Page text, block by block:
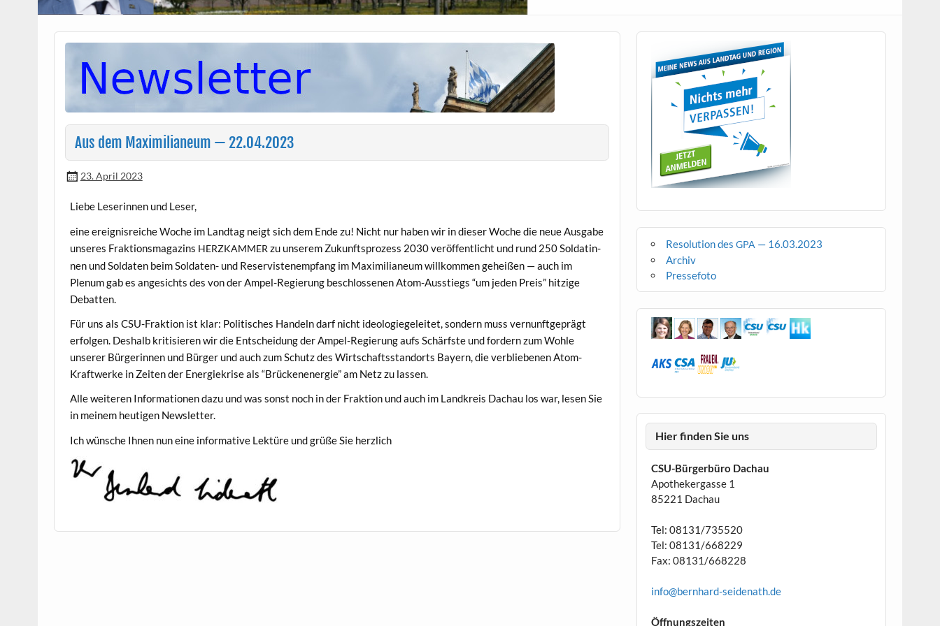
Aus dem Maximilianeum — 22.04.2023
23. April 2023
‌Liebe Leserin­nen und Leser,
eine ereignis­re­iche Woche im Land­tag neigt sich dem Ende zu! Nicht nur haben wir in dieser Woche die neue Aus­gabe
unseres Frak­tion­s­magazins HERZKAMMER zu unserem Zukun­ft­sprozess 2030 veröf­fentlicht und rund 250 Sol­datin­
nen und Sol­dat­en beim Sol­dat­en- und Reservis­ten­emp­fang im Max­i­m­il­ia­neum willkom­men geheißen — auch im
Plenum gab es angesichts des von der Ampel-Regierung beschlosse­nen Atom-Ausstiegs “um jeden Preis” hitzige
Debatten.
Für uns als CSU-Frak­tion ist klar: Poli­tis­ches Han­deln darf nicht ide­olo­giegeleit­et, son­dern muss ver­nun­ft­geprägt
erfol­gen. Deshalb kri­tisieren wir die Entschei­dung der Ampel-Regierung aufs Schärf­ste und fordern zum Wohle
unser­er Bürg­erin­nen und Bürg­er und auch zum Schutz des Wirtschafts­stan­dorts Bay­ern, die verbliebe­nen Atom-
Kraftwerke in Zeit­en der Energiekrise als “Brück­enen­ergie” am Netz zu lassen.
Alle weit­eren Infor­ma­tio­nen dazu und was son­st noch in der Frak­tion und auch im Land­kreis Dachau los war, lesen Sie
in meinem heuti­gen Newsletter.
Ich wün­sche Ihnen nun eine infor­ma­tive Lek­türe und grüße Sie herzlich
Resolution desGPA — 16.03.2023
Archiv
Pressefoto
Hier finden Sie uns
CSU-Bürgerbüro Dachau
Apothekergasse 1
85221 Dachau
Tel: 08131/735520
Tel: 08131/668229
Fax: 08131/668228
info@bernhard-seidenath.de
Öffnungszeiten